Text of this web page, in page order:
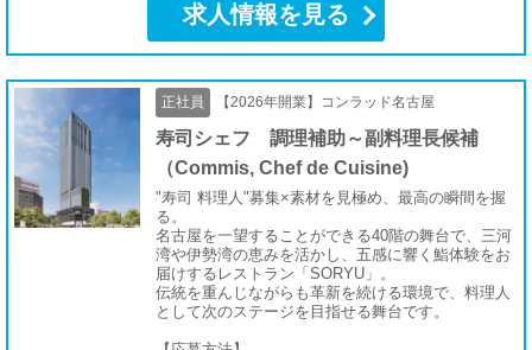
求人情報を見る
正社員 【2026年開業】コンラッド名古屋
寿司シェフ 調理補助～副料理長候補
（Commis, Chef de Cuisine)
"寿司 料理人"募集×素材を見極め、最高の瞬間を握
る。
名古屋を一望することができる40階の舞台で、三河
湾や伊勢湾の恵みを活かし、五感に響く鮨体験をお
届けするレストラン「SORYU」。
伝統を重んじながらも革新を続ける環境で、料理人
として次のステージを目指せる舞台です。